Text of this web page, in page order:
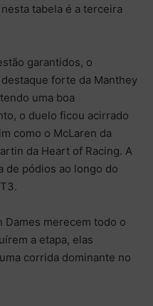
tabela é a terceira
garantidos, o
forte da Manthey
uma boa
o duelo ficou acirrado
como o McLaren da
da Heart of Racing. A
de pódios ao longo do
Dames merecem todo o
a etapa, elas
corrida dominante no